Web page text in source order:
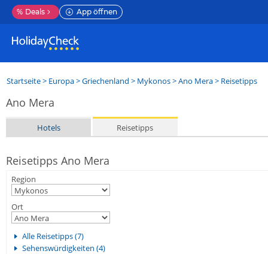
% Deals App öffnen
Startseite> Europa>Griechenland > Mykonos>Ano Mera> Reisetipps
Ano Mera
Hotels Reisetipps
Reisetipps Ano Mera
Region
Ort
Alle Reisetipps (7)
Sehenswürdigkeiten (4)